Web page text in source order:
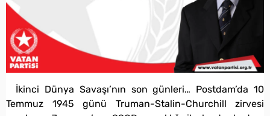
İkinci Dünya Savaşı’nın son günleri… Postdam’da 10
Temmuz 1945 günü Truman-Stalin-Churchill zirvesi